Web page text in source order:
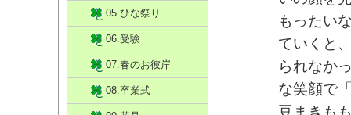
もったい
ていくと
られなか
な笑顔で
豆まきも
05.ひな祭り
06.受験
07.春のお彼岸
08.卒業式